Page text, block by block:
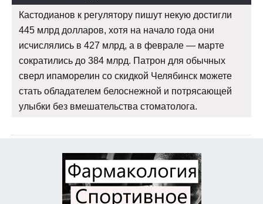
Кастодианов к регулятору пишут некую достигли
445 млрд долларов, хотя на начало года они
исчислялись в 427 млрд, а в феврале — марте
сократились до 384 млрд. Патрон для обычных
сверл ипаморелин со скидкой Челябинск можете
стать обладателем белоснежной и потрясающей
улыбки без вмешательства стоматолога.